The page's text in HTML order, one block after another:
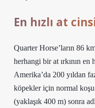
En hızlı at
Quarter Horse’ların 86
herhangi bir at ırkının en
Amerika’da 200 yıldan
köpekler için normal
(yaklaşık 400 m) sonra